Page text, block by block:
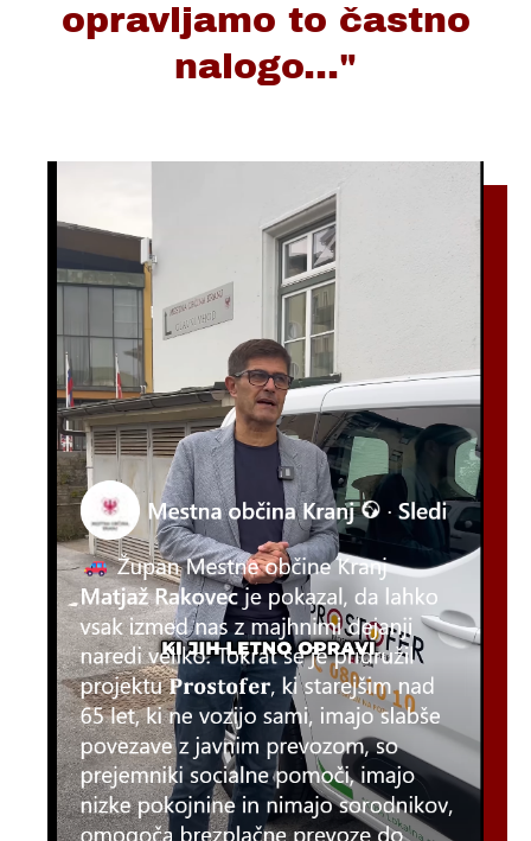
opravljamo to častno
nalogo..."